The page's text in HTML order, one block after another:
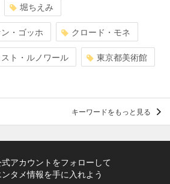
堀ちえみ
・ゴッホ クロード・モネ
ト・ルノワール 東京都美術館
キーワードをもっと見る
アカウントをフォローして
タメ情報を手に入れよう